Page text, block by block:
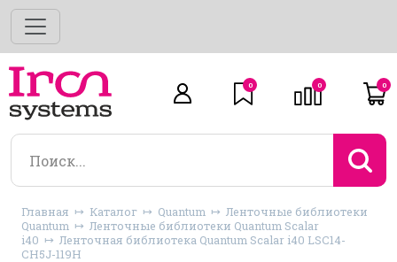
0 0 0
Главная Каталог Quantum
Ленточные библиотеки
Quantum
Ленточные библиотеки Quantum Scalar
i40
Ленточная библиотека Quantum Scalar i40 LSC14-
CH5J-119H